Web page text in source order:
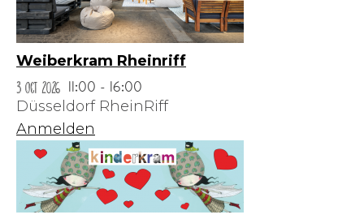
Weiberkram Rheinriff
3 Oct 2026
11:00 - 16:00
Düsseldorf RheinRiff
Anmelden